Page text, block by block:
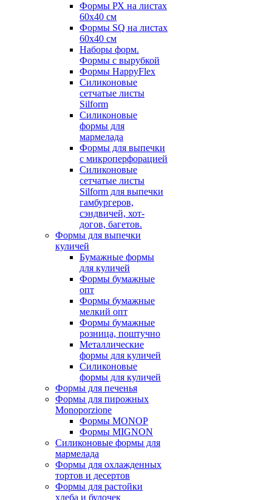
Формы РХ на листах
60х40 см
Формы SQ на листах
60х40 см
Наборы форм.
Формы с вырубкой
Формы HappyFlex
Силиконовые
сетчатые листы
Silform
Силиконовые
формы для
мармелада
Формы для выпечки
с микроперфорацией
Силиконовые
сетчатые листы
Silform для выпечки
гамбургеров,
сэндвичей, хот-
догов, багетов.
Формы для выпечки
куличей
Бумажные формы
для куличей
Формы бумажные
опт
Формы бумажные
мелкий опт
Формы бумажные
розница, поштучно
Металлические
формы для куличей
Силиконовые
формы для куличей
Формы для печенья
Формы для пирожных
Monoporzione
Формы MONOP
Формы MIGNON
Силиконовые формы для
мармелада
Формы для oхлажденных
тортов и десертов
Формы для растойки
хлеба и булочек